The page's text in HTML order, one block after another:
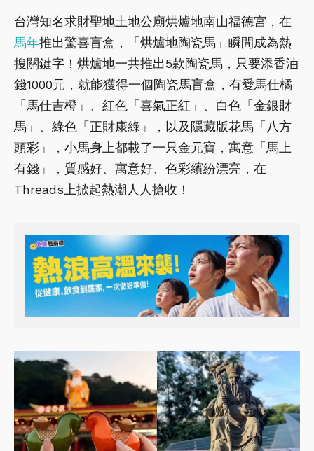
台灣知名求財聖地土地公廟烘爐地南山福德宮，在
馬年推出驚喜盲盒，「烘爐地陶瓷馬」瞬間成為熱
搜關鍵字！烘爐地一共推出5款陶瓷馬，只要添香油
錢1000元，就能獲得一個陶瓷馬盲盒，有愛馬仕橘
「馬仕吉橙」、紅色「喜氣正紅」、白色「金銀財
馬」、綠色「正財康綠」，以及隱藏版花馬「八方
頭彩」，小馬身上都載了一只金元寶，寓意「馬上
有錢」，質感好、寓意好、色彩繽紛漂亮，在
Threads上掀起熱潮人人搶收！